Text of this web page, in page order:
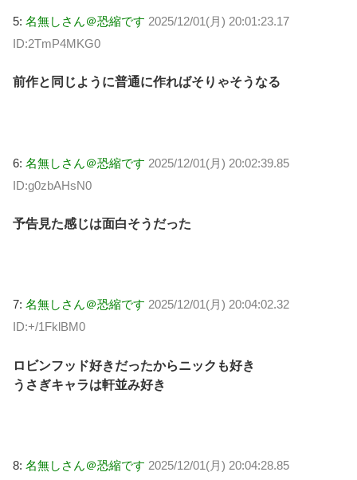
5: 名無しさん＠恐縮です 2025/12/01(月) 20:01:23.17
ID:2TmP4MKG0
前作と同じように普通に作ればそりゃそうなる
6: 名無しさん＠恐縮です 2025/12/01(月) 20:02:39.85
ID:g0zbAHsN0
予告見た感じは面白そうだった
7: 名無しさん＠恐縮です 2025/12/01(月) 20:04:02.32
ID:+/1FklBM0
ロビンフッド好きだったからニックも好き
うさぎキャラは軒並み好き
8: 名無しさん＠恐縮です 2025/12/01(月) 20:04:28.85